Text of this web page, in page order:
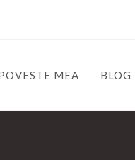
MEA BLOG